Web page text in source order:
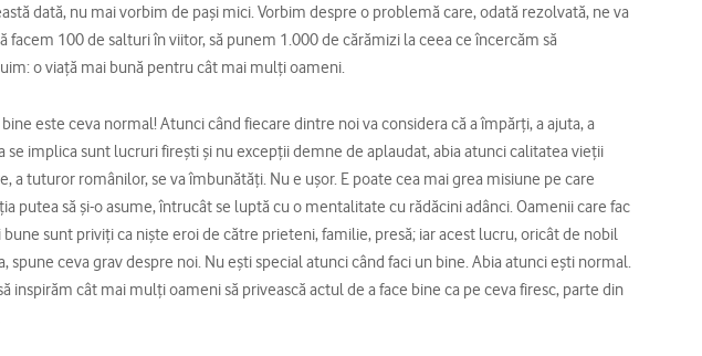
dată, nu mai vorbim de paşi mici. Vorbim despre o problemă care, odată rezolvată, ne va
facem 100 de salturi în viitor, să punem 1.000 de cărămizi la ceea ce încercăm să
o viaţă mai bună pentru cât mai mulţi oameni.
este ceva normal! Atunci când fiecare dintre noi va considera că a împărţi, a ajuta, a
se implica sunt lucruri fireşti şi nu excepţii demne de aplaudat, abia atunci calitatea vieţii
a tuturor românilor, se va îmbunătăţi. Nu e uşor. E poate cea mai grea misiune pe care
putea să şi-o asume, întrucât se luptă cu o mentalitate cu rădăcini adânci. Oamenii care fac
sunt priviţi ca nişte eroi de către prieteni, familie, presă; iar acest lucru, oricât de nobil
spune ceva grav despre noi. Nu eşti special atunci când faci un bine. Abia atunci eşti normal.
inspirăm cât mai mulţi oameni să privească actul de a face bine ca pe ceva firesc, parte din